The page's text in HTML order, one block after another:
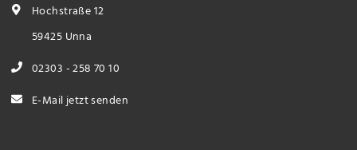
Hochstraße 12
59425 Unna
02303 - 258 70 10
E-Mail jetzt senden